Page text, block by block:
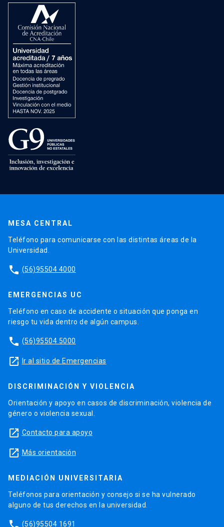
MESA CENTRAL
Teléfono para comunicarse con las distintas áreas de la
Universidad.
phone (56)95504 4000
EMERGENCIAS UC
Teléfono en caso de accidente o situación que ponga en
riesgo tu vida dentro de algún campus.
phone (56)95504 5000
launch Ir al sitio de Emergencias
DISCRIMINACIÓN Y VIOLENCIA
Orientación y apoyo en casos de discriminación, violencia de
género o violencia sexual.
launch Contacto para apoyo
launch Más orientación
MEDIACIÓN UNIVERSITARIA
Teléfonos para orientación y consejo si se ha vulnerado
alguno de tus derechos en la universidad.
(56)95504 1691